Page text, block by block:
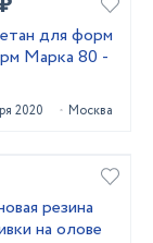
для форм
Марка 80 -
2020 Москва
резина
на олове